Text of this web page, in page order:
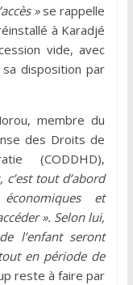
»se rappelle
à Karadjé
vide, avec
disposition par
membre du
des Droits de
(CODDHD),
tout d’abord
et
». Selon lui,
l’enfant seront
en période de
reste à faire par